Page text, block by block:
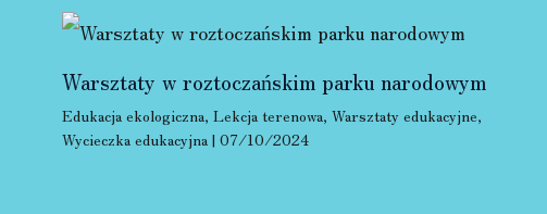
Warsztaty w roztoczańskim parku narodowym
Edukacja ekologiczna, Lekcja terenowa, Warsztaty edukacyjne,
Wycieczka edukacyjna| 07/10/2024